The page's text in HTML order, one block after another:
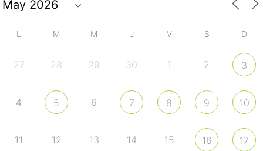
L M M J V S D
27 28 29 30 1 2 3
4 5 6 7 8 9 10
11 12 13 14 15 16 17